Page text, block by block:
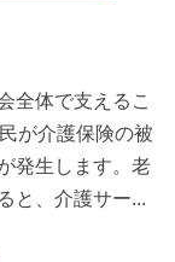
全体で支えるこ
が介護保険の被
発生します。老
と、介護サー...